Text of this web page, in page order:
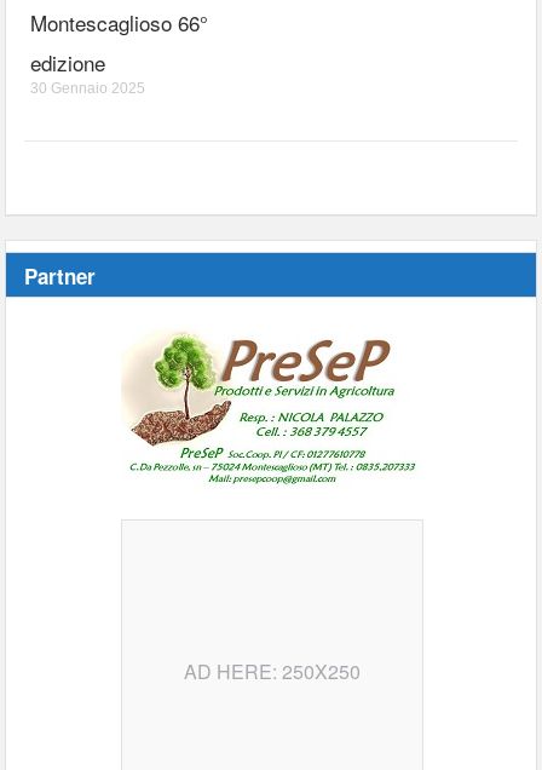
Montescaglioso 66°
edizione
30 Gennaio 2025
Partner
AD HERE: 250X250